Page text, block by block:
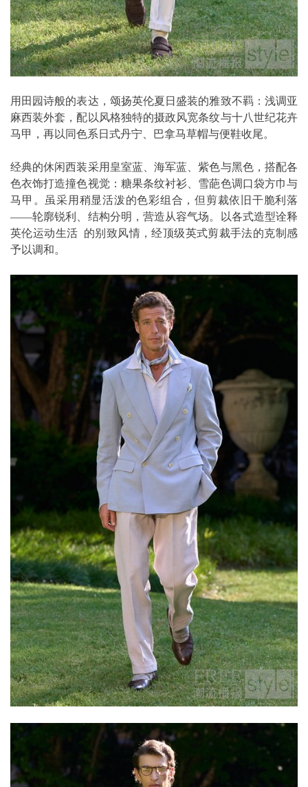
用田园诗般的表达，颂扬英伦夏日盛装的雅致不羁：浅调亚
麻西装外套，配以风格独特的摄政风宽条纹与十八世纪花卉
马甲，再以同色系日式丹宁、巴拿马草帽与便鞋收尾。
经典的休闲西装采用皇室蓝、海军蓝、紫色与黑色，搭配各
色衣饰打造撞色视觉：糖果条纹衬衫、雪葩色调口袋方巾与
马甲。虽采用稍显活泼的色彩组合，但剪裁依旧干脆利落
——轮廓锐利、结构分明，营造从容气场。以各式造型诠释
英伦运动生活 的别致风情，经顶级英式剪裁手法的克制感
予以调和。